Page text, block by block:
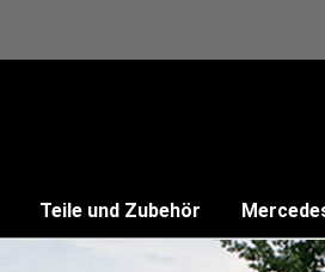
Teile und Zubehör